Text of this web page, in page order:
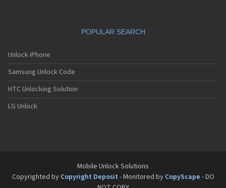
Sagem MW959 GPRS
Sagem MW979
Sagem MW979 GPRS
Sagem my100x
Sagem my101X
Sagem my150X
Sagem my212x
POPULAR SEARCH
Unlock iPhone
Samsung Unlock Code
HTC Unlocking Solution
LG Unlock
Mobile Unlock Solutions
Copyrighted by Copyright Deposit - Monitored by CopyScape - DO